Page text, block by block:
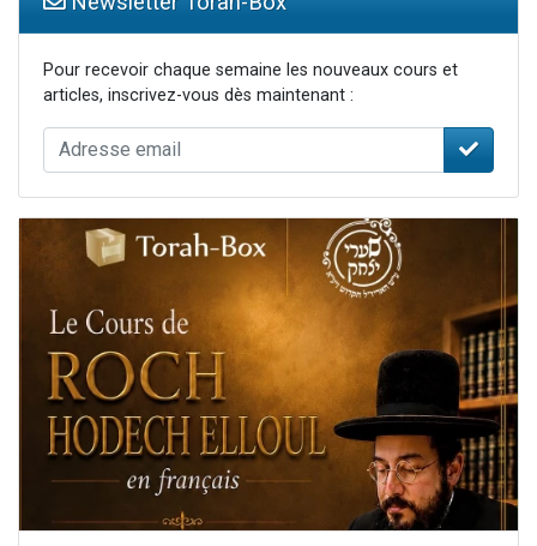
Pour recevoir chaque semaine les nouveaux cours et
articles, inscrivez-vous dès maintenant :